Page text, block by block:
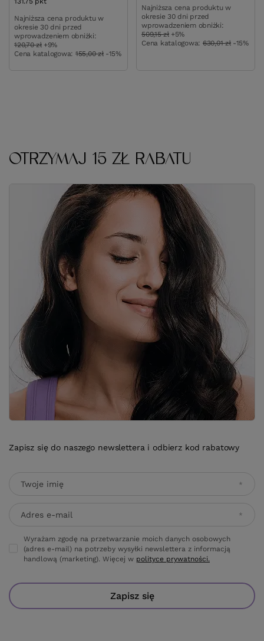
Najniższa cena produktu w
okresie 30 dni przed
wprowadzeniem obniżki:
120,70 zł +9%
Cena katalogowa: 155,00 zł -15%
Najniższa cena produktu w
okresie 30 dni przed
wprowadzeniem obniżki:
509,15 zł +5%
Cena katalogowa: 630,01 zł -15%
OTRZYMAJ 15 ZŁ RABATU
Zapisz się do naszego newslettera i odbierz kod rabatowy
Twoje imię
Adres e-mail
Wyrażam zgodę na przetwarzanie moich danych osobowych
(adres e-mail) na potrzeby wysyłki newslettera z informacją
handlową (marketing). Więcej w polityce prywatności.
Zapisz się